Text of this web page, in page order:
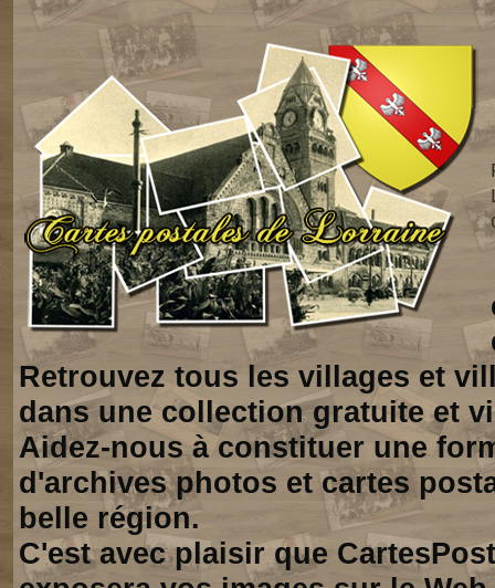
Retrouvez tous les villages et
dans une collection gratuite et
Aidez-nous à constituer une
d'archives photos et cartes
belle région.
C'est avec plaisir que